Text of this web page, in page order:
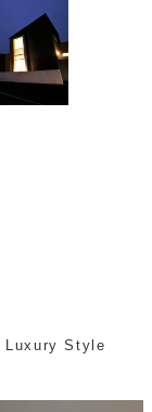
Luxury Style